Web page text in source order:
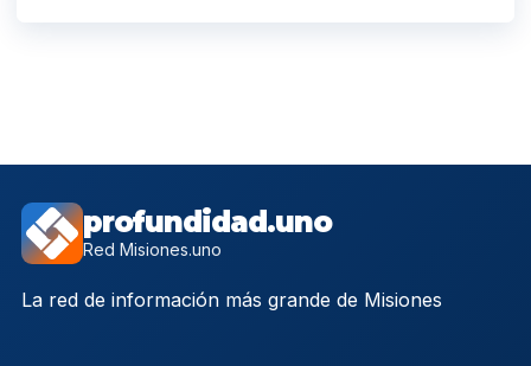
profundidad.uno
Red Misiones.uno
La red de información más grande de Misiones